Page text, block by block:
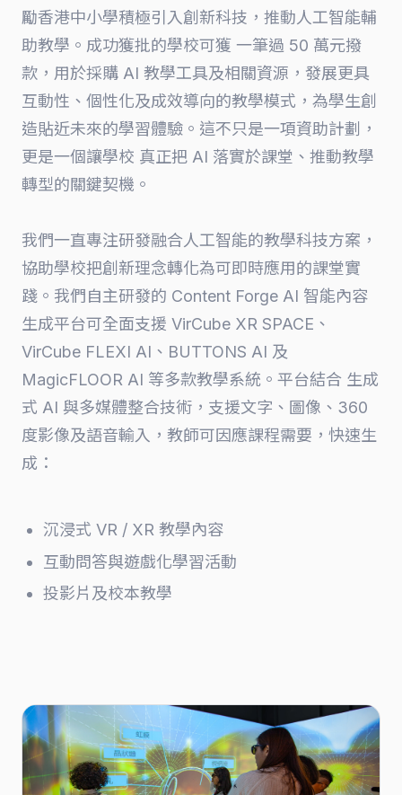
勵香港中小學積極引入創新科技，推動人工智能輔
助教學。成功獲批的學校可獲 一筆過 50 萬元撥
款，用於採購 AI 教學工具及相關資源，發展更具
互動性、個性化及成效導向的教學模式，為學生創
造貼近未來的學習體驗。這不只是一項資助計劃，
更是一個讓學校 真正把 AI 落實於課堂、推動教學
轉型的關鍵契機。
我們一直專注研發融合人工智能的教學科技方案，
協助學校把創新理念轉化為可即時應用的課堂實
踐。我們自主研發的 Content Forge AI 智能內容
生成平台可全面支援 VirCube XR SPACE、
VirCube FLEXI AI、BUTTONS AI 及
MagicFLOOR AI 等多款教學系統。平台結合 生成
式 AI 與多媒體整合技術，支援文字、圖像、360
度影像及語音輸入，教師可因應課程需要，快速生
成：
沉浸式 VR / XR 教學內容
互動問答與遊戲化學習活動
投影片及校本教學